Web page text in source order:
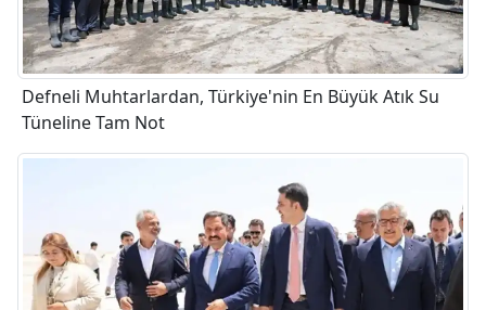
Defneli Muhtarlardan, Türkiye'nin En Büyük Atık Su
Tüneline Tam Not